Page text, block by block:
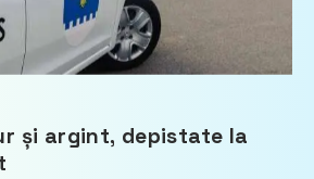
și argint, depistate la